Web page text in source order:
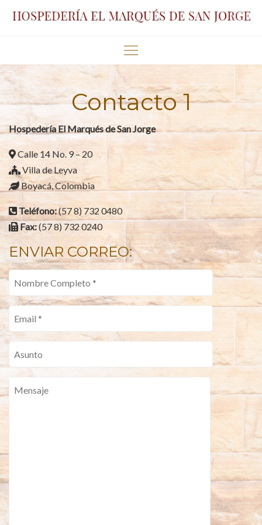
Contacto 1
Hospedería El Marqués de San Jorge
Calle 14 No. 9 – 20
Villa de Leyva
Boyacá, Colombia
Teléfono:(57 8) 732 0480
Fax:(57 8) 732 0240
ENVIAR CORREO: